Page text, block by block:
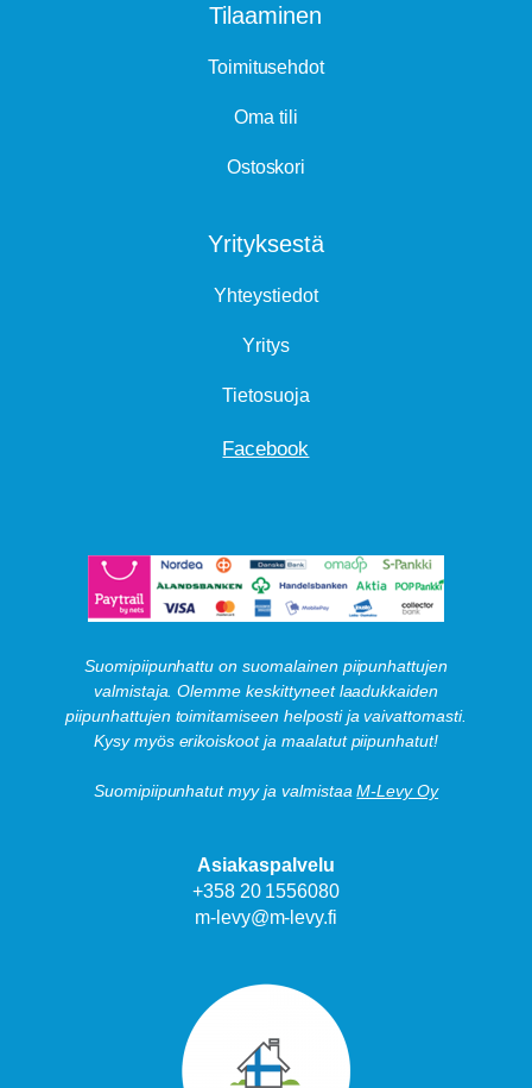
Tilaaminen
Toimitusehdot
Oma tili
Ostoskori
Yrityksestä
Yhteystiedot
Yritys
Tietosuoja
Facebook
Suomipiipunhattu on suomalainen piipunhattujen
valmistaja. Olemme keskittyneet laadukkaiden
piipunhattujen toimitamiseen helposti ja vaivattomasti.
Kysy myös erikoiskoot ja maalatut piipunhatut!
Suomipiipunhatut myy ja valmistaaM-Levy Oy
Asiakaspalvelu
+358 20 1556080
m-levy@m-levy.fi